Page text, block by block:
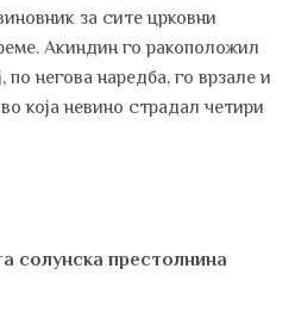
за сите црковни
Акиндин го ракоположил
по негова наредба, го врзале и
која невино страдал четири
солунска престолнина